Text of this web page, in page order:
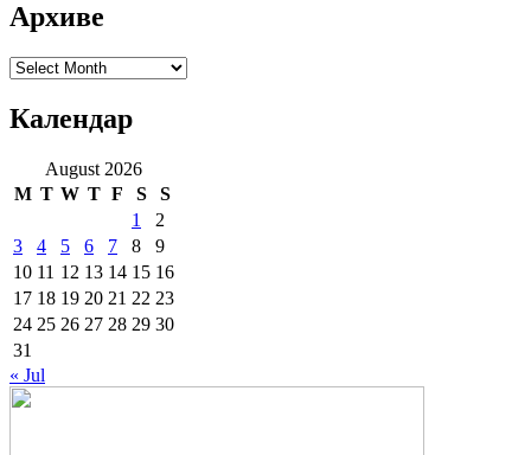
Архиве
Архиве
Календар
August 2026
M T W T F S
S
1
2
3
4 5 6 7 8
9
10 11 12 13 14 15 16
17 18 19 20 21 22 23
24 25 26 27 28 29 30
31
« Jul